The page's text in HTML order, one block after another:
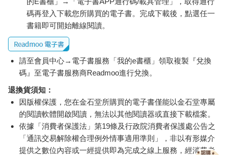
碼再登入下載您所購買的電子書。完成下載後，點選任一
書籍即可開始離線閱讀。
請至會員中心→電子書服務「我的e書櫃」領取複製『兌換
碼』至電子書服務商Readmoo進行兌換。
退換貨須知：
因版權保護，您在金石堂所購買的電子書僅能以金石堂專屬
的閱讀軟體開啟閱讀，無法以其他閱讀器或直接下載檔案。
依據「消費者保護法」第19條及行政院消費者保護處公告之
「通訊交易解除權合理例外情事適用準則」，非以有形媒介
提供之數位內容或一經提供即為完成之線上服務，經消費者